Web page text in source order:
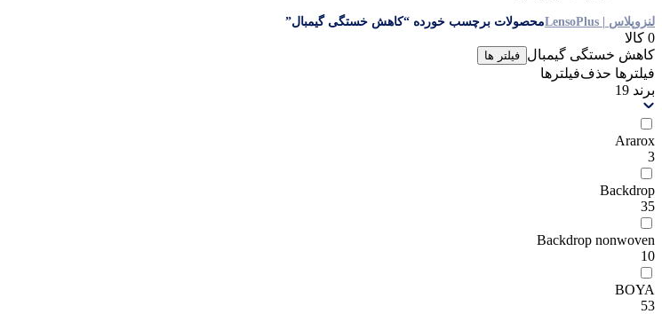
لنزوپلاس | LensoPlus محصولات برچسب خورده “کاهش خستگی گیمبال”
0 کالا
کاهش خستگی گیمبال فیلتر ها
فیلترها حذف‌فیلتر‌ها
برند 19
Ararox
3
Backdrop
35
Backdrop nonwoven
10
BOYA
53